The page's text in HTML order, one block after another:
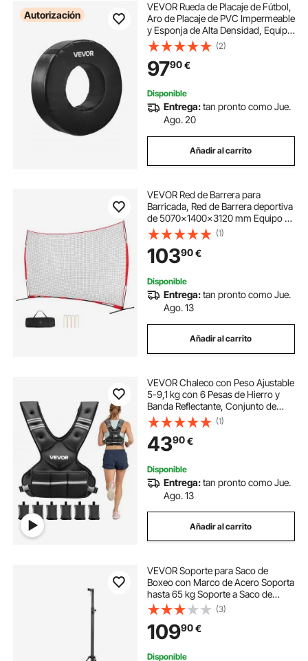
Autorización
VEVOR Rueda de Placaje de Fútbol,
Aro de Placaje de PVC Impermeable
y Esponja de Alta Densidad, Equipo
de Entrenamiento con Correas,
para Bloqueo, Antideslizante,
Negro, 1 ud, 345/705 x 200 mm
(2)
9790€
Disponible
Entrega:tan pronto como Jue.
Ago. 20
Añadir al carrito
VEVOR Red de Barrera para
Barricada, Red de Barrera deportiva
de 5070x1400x3120 mm Equipo de
Práctica Portátil con Bolsa de
Transporte, Red de Protección para
Entrenamiento de Béisbol, Softball
(1)
10390€
Disponible
Entrega:tan pronto como Jue.
Ago. 13
Añadir al carrito
VEVOR Chaleco con Peso Ajustable
5-9,1 kg con 6 Pesas de Hierro y
Banda Reflectante, Conjunto de
Ejercicios con Chaleco con Peso
Corporal Unisex, Equipo para
Entrenamiento de Fuerza, Correr y
Trotar
(1)
4390€
Disponible
Entrega:tan pronto como Jue.
Ago. 13
Añadir al carrito
VEVOR Soporte para Saco de
Boxeo con Marco de Acero Soporta
hasta 65 kg Soporte a Saco de
Arena Independiente con Base con
Peso Equipo de Entrenamiento para
Gimnasio en Casa, 118 x 118 x 232
cm
(3)
10990€
Disponible